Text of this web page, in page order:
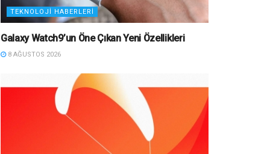
TEKNOLOJI HABERLERI
Galaxy Watch9’un Öne Çıkan Yeni Özellikleri
8 AĞUSTOS 2026